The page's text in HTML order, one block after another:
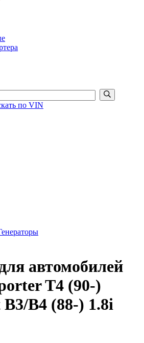
по VIN
автомобилей
T4 (90-)
B3/B4 (88-) 1.8i